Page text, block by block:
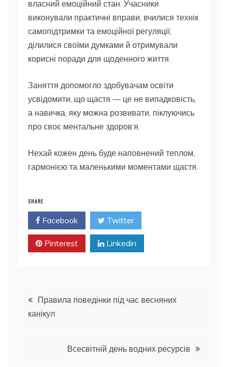
власний емоційний стан. Учасники
виконували практичні вправи, вчилися технік
самопідтримки та емоційної регуляції,
ділилися своїми думками й отримували
корисні поради для щоденного життя.
Заняття допомогло здобувачам освіти
усвідомити, що щастя — це не випадковість,
а навичка, яку можна розвивати, піклуючись
про своє ментальне здоров’я.
Нехай кожен день буде наповнений теплом,
гармонією та маленькими моментами щастя.
SHARE
Facebook Twitter
Pinterest Linkedin
Навігація
записів
Правила поведінки під час весняних
канікул
Всесвітній день водних ресурсів